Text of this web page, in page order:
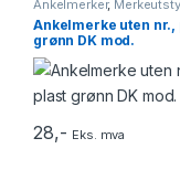
Ankelmerker,
Ankelmerke uten nr.,
grønn DK mod.
28,- Eks. mva